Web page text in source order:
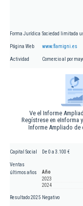
Forma Jurídica Sociedad limitada
Página Web www.flamigni.es
Actividad Comercio al por
Ve el Informe
Regístrese en eInforma
Informe Ampliado de
Capital Social De 0 a 3.100 €
Ventas
últimos años
Año
2023
2024
Resultado 2025 Negativo